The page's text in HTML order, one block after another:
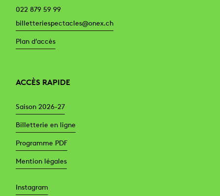
022 879 59 99
billetteriespectacles@onex.ch
Plan d’accès
ACCÈS RAPIDE
Saison 2026-27
Billetterie en ligne
Programme PDF
Mention légales
Instagram